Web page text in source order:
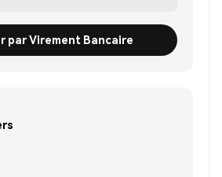
par Virement Bancaire